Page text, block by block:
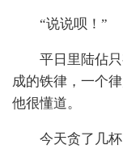
“说说呗！”
平日里陆佔
成的铁律，一个
他很懂道。
今天贪了几杯